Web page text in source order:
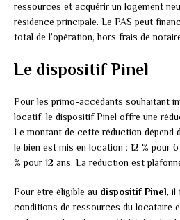
ressources et acquérir un logement
résidence principale. Le PAS peut
total de l’opération, hors frais de
Le dispositif Pinel
Pour les primo-accédants souhaitant
locatif, le dispositif Pinel offre une
Le montant de cette réduction dépend
le bien est mis en location : 12 % pour
% pour 12 ans. La réduction est
Pour être éligible au dispositif Pinel, il
conditions de ressources du locataire